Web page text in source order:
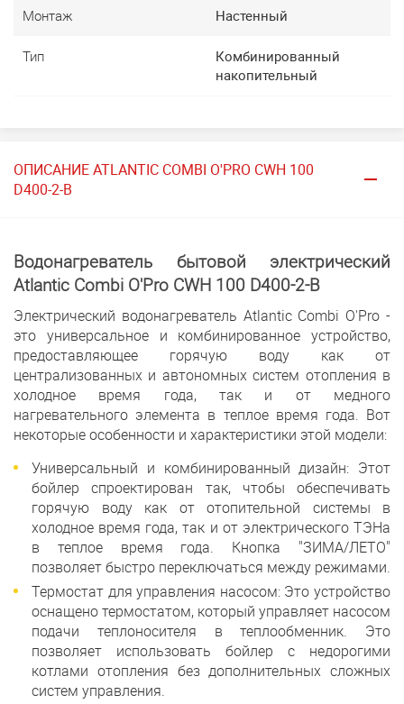
Монтаж Настенный
Тип
Комбинированный
накопительный
ОПИСАНИЕ ATLANTIC COMBI O'PRO CWH 100
D400-2-B
Водонагреватель бытовой электрический
Atlantic Combi O'Pro CWH 100 D400-2-B
Электрический водонагреватель Atlantic Combi O'Pro -
это универсальное и комбинированное устройство,
предоставляющее горячую воду как от
централизованных и автономных систем отопления в
холодное время года, так и от медного
нагревательного элемента в теплое время года. Вот
некоторые особенности и характеристики этой модели:
Универсальный и комбинированный дизайн: Этот
бойлер спроектирован так, чтобы обеспечивать
горячую воду как от отопительной системы в
холодное время года, так и от электрического ТЭНа
в теплое время года. Кнопка "ЗИМА/ЛЕТО"
позволяет быстро переключаться между режимами.
Термостат для управления насосом: Это устройство
оснащено термостатом, который управляет насосом
подачи теплоносителя в теплообменник. Это
позволяет использовать бойлер с недорогими
котлами отопления без дополнительных сложных
систем управления.